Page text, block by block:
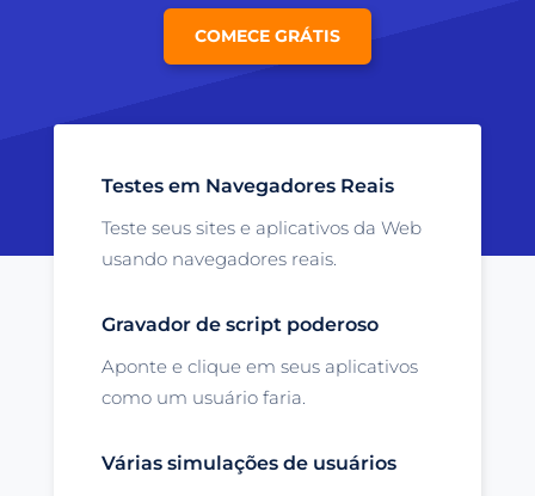
COMECE GRÁTIS
Testes em Navegadores Reais
Teste seus sites e aplicativos da Web
usando navegadores reais.
Gravador de script poderoso
Aponte e clique em seus aplicativos
como um usuário faria.
Várias simulações de usuários